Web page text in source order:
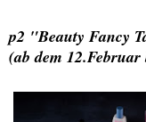
p2 "Beauty Fancy
(ab dem